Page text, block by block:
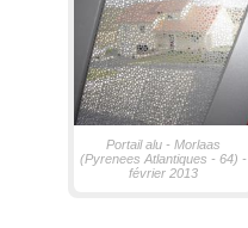
Portail alu - Morlaas
(Pyrenees Atlantiques - 64) -
février 2013